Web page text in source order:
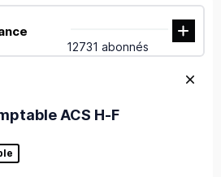
12731 abonnés
ACS H-F